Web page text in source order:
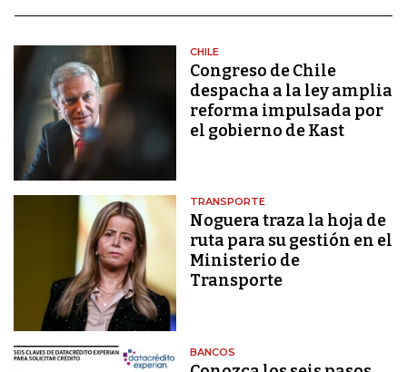
CHILE
Congreso de Chile
despacha a la ley amplia
reforma impulsada por
el gobierno de Kast
TRANSPORTE
Noguera traza la hoja de
ruta para su gestión en el
Ministerio de
Transporte
BANCOS